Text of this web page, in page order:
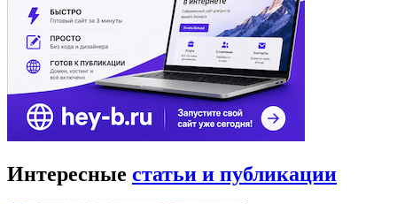
Интересные статьи и публикации